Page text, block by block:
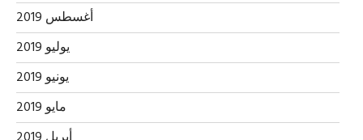
أغسطس 2019
يوليو 2019
يونيو 2019
مايو 2019